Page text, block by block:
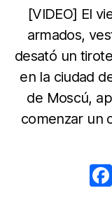
[VIDEO] El
armados,
desató un
en la ciudad
de Moscú,
comenzar un